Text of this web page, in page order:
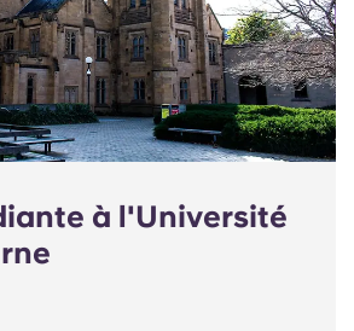
à l'Université